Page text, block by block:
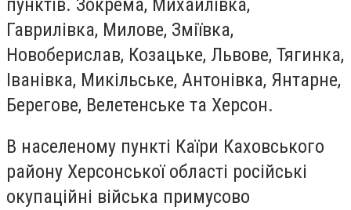
Гаврилівка, Милове, Зміївка,
Новоберислав, Козацьке, Львове, Тягинка,
Іванівка, Микільське, Антонівка, Янтарне,
Берегове, Велетенське та Херсон.
В населеному пункті Каїри Каховського
району Херсонської області російські
окупаційні війська примусово